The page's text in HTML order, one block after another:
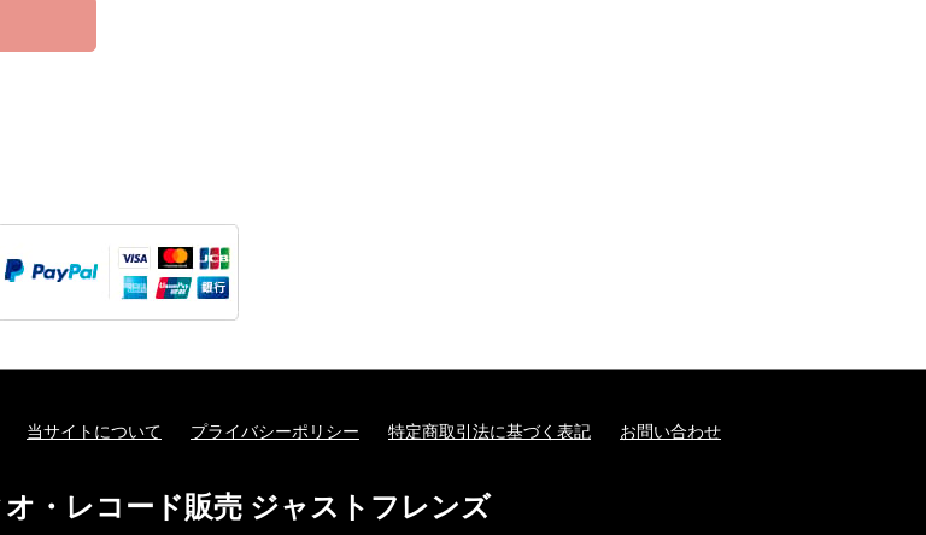
当サイトについて プライバシーポリシー 特定商取引法に基づく表記 お問い合わせ
・レコード販売 ジャストフレンズ